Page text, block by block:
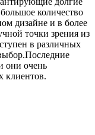
количество
дизайне и в более
точки зрения из
в различных
они очень
клиентов.